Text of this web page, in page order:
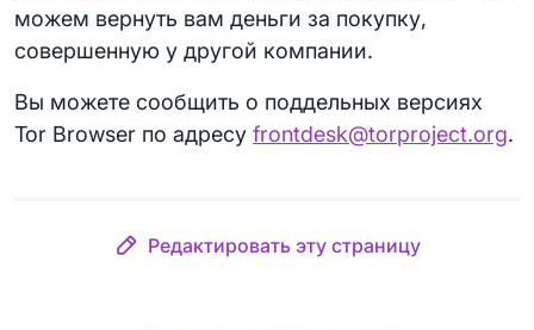
можем вернуть вам деньги за покупку,
совершенную у другой компании.
Вы можете сообщить о поддельных версиях
Tor Browser по адресу frontdesk@torproject.org.
Редактировать эту страницу